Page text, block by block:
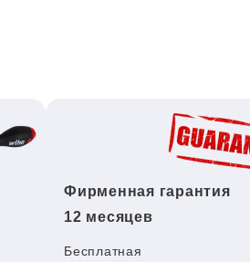
Фирменная гарантия
12 месяцев
Бесплатная